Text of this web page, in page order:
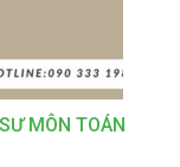
MÔN TOÁN